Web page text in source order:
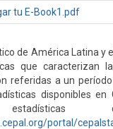
tu E-Book1.pdf
de América Latina y
que caracterizan
referidas a un
disponibles en
portal/